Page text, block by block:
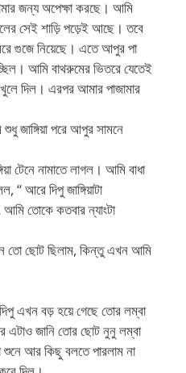
জন্য অপেক্ষা করছে। আমি
সেই শাড়ি পড়েই আছে। তবে
গুজে নিয়েছে। এতে আপুর পা
আমি বাথরুমের ভিতরে যেতেই
দিল। এরপর আমার পাজামার
জাঙ্গিয়া পরে আপুর সামনে
টেনে নামাতে লাগল। আমি বাধা
“ আরে দিপু জাঙ্গিয়াটা
তোকে কতবার ন্যাংটা
ছোট ছিলাম, কিন্তু এখন আমি
এখন বড় হয়ে গেছে তোর লম্বা
জানি তোর ছোট নুনু লম্বা
আর কিছু বলতে পারলাম না